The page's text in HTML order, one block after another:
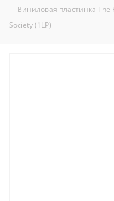
- Виниловая пластинка The
Society (1LP)